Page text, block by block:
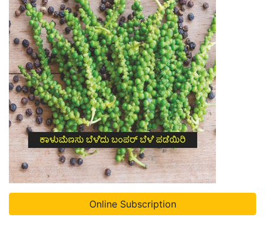
Online Subscription